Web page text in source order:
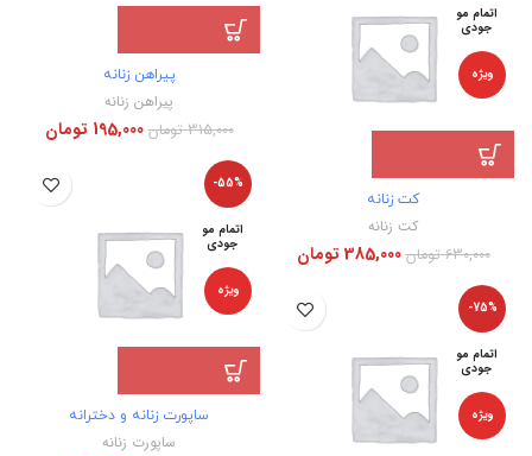
پیراهن زنانه
پیراهن زنانه
315,000 تومان 195,000 تومان
اتمام مو
جودی
ویژه
کت زنانه
کت زنانه
630,000 تومان 385,000 تومان
-55%
اتمام مو
جودی
ویژه
ساپورت زنانه و دخترانه
ساپورت زنانه
-75%
اتمام مو
جودی
ویژه